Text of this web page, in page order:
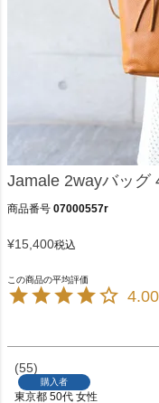
Jamale 2wayバッグ
商品番号 07000557r
¥15,400税込
4.00
55
購入者
東京都 50代 女性